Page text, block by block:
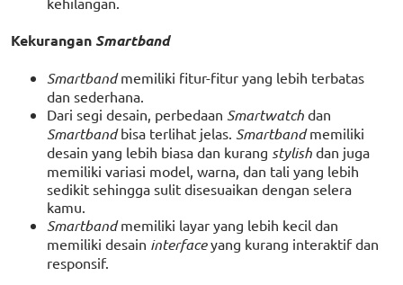
KekuranganSmartband
Smartbandmemiliki fitur-fitur yang lebih terbatas
dan sederhana.
Dari segi desain, perbedaan Smartwatch dan
Smartbandbisa terlihat jelas. Smartbandmemiliki
desain yang lebih biasa dan kurang stylish dan juga
memiliki variasi model, warna, dan tali yang lebih
sedikit sehingga sulit disesuaikan dengan selera
kamu.
Smartbandmemiliki layar yang lebih kecil dan
memiliki desain interfaceyang kurang interaktif dan
responsif.